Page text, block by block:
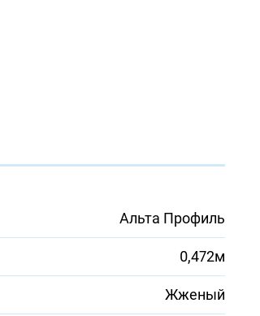
Альта Профиль
0,472м
Жженый